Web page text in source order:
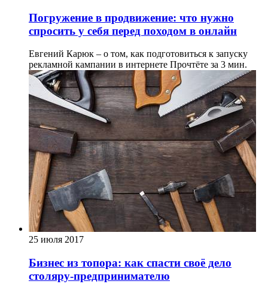
Погружение в продвижение: что нужно
спросить у себя перед походом в онлайн
Евгений Карюк – о том, как подготовиться к запуску
рекламной кампании в интернете Прочтёте за 3 мин.
25 июля 2017
Бизнес из топора: как спасти своё дело
столяру-предпринимателю